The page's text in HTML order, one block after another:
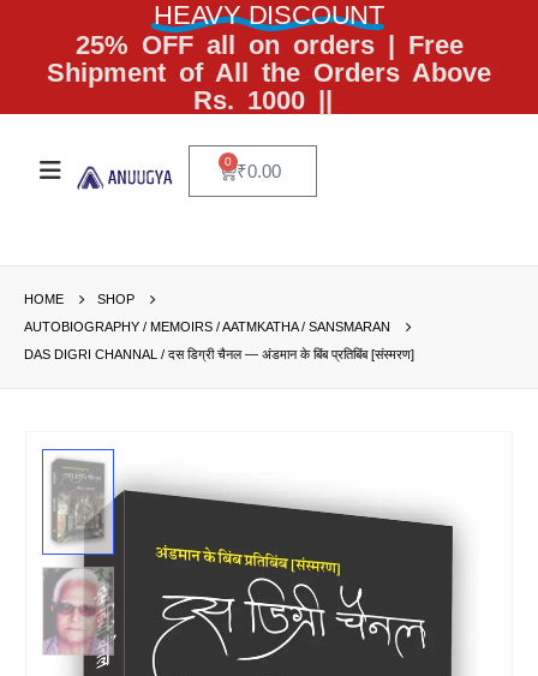
HEAVY DISCOUNT
25% OFF all on orders | Free
Shipment of All the Orders Above
Rs. 1000 ||
₹0.00
0
HOME
SHOP
AUTOBIOGRAPHY / MEMOIRS / AATMKATHA / SANSMARAN
DAS DIGRI CHANNAL / दस डिग्री चैनल — अंडमान के बिंब प्रतिबिंब [संस्मरण]